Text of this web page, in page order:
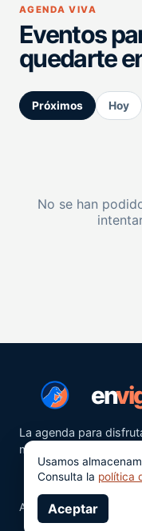
AGENDA VIVA
Eventos
quedarte
Próximos Hoy
No se han
en
La agenda para
más ganas.
Aviso legalPrivacidad
Usamos
Consulta la política
Aceptar